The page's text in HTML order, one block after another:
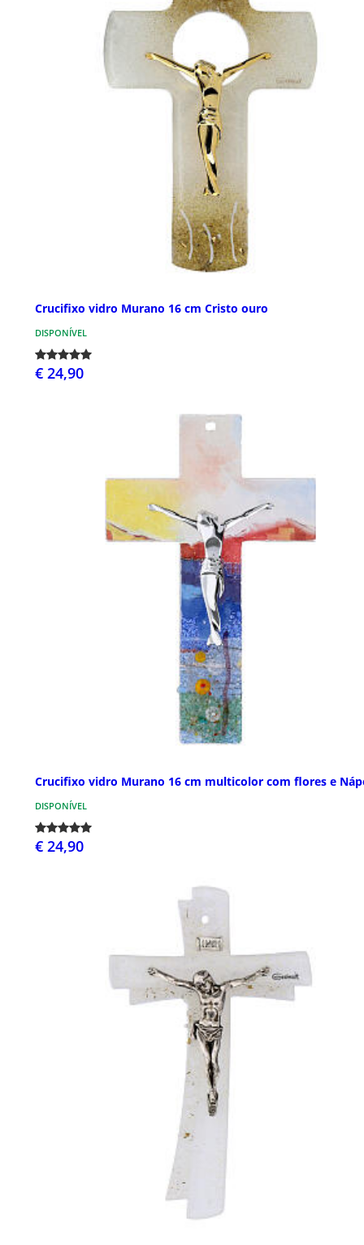
Crucifixo vidro Murano 16 cm Cristo ouro
DISPONÍVEL
€ 24,90
Crucifixo vidro Murano 16 cm multicolor com flores e
DISPONÍVEL
€ 24,90